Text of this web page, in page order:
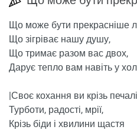
Що може бути прекрасніше
Що зігріває нашу душу,
Що тримає разом вас двох,
Дарує тепло вам навіть у
|Своє кохання ви крізь
Турботи, радості, мрії,
Крізь біди і хвилини щастя